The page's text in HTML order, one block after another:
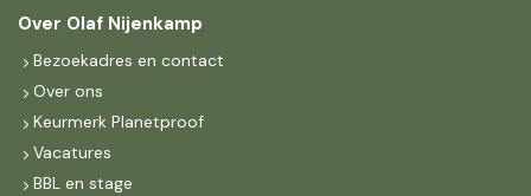
Over Olaf Nijenkamp
Bezoekadres en contact
Over ons
Keurmerk Planetproof
Vacatures
BBL en stage